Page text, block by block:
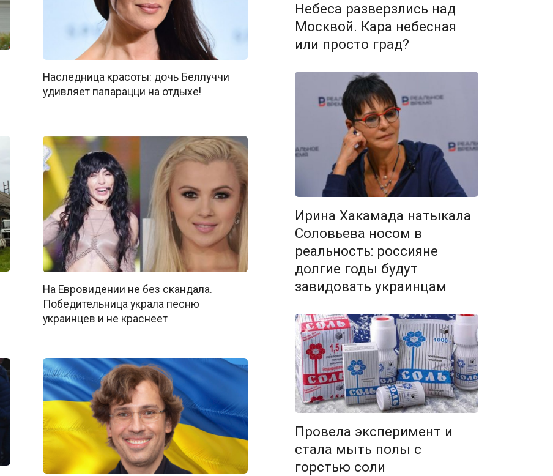
Наследница красоты: дочь Беллуччи
удивляет папарацци на отдыхе!
На Евровидении не без скандала.
Победительница украла песню
украинцев и не краснеет
Небеса разверзлись над
Москвой. Кара небесная
или просто град?
Ирина Хакамада натыкала
Соловьева носом в
реальность: россияне
долгие годы будут
завидовать украинцам
Провела эксперимент и
стала мыть полы с
горстью соли